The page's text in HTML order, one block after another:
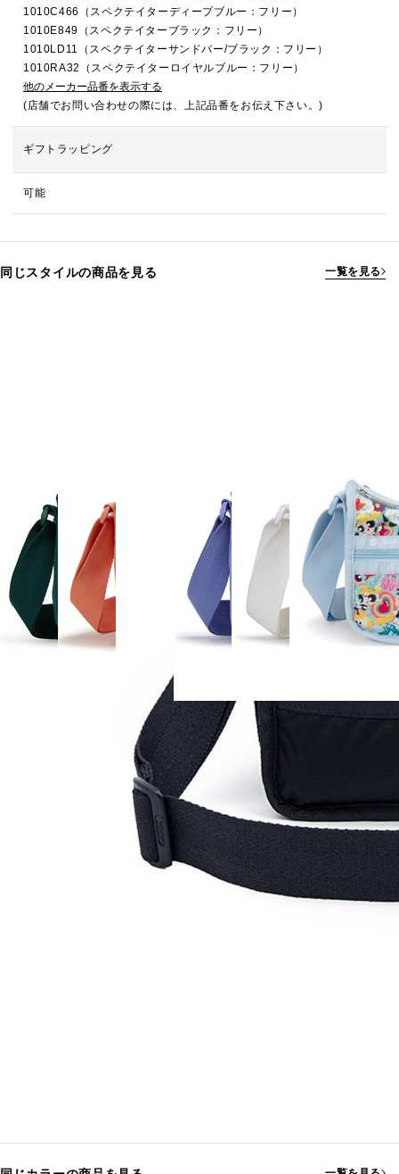
1010C466（スペクテイターディープブルー：フリー）
1010E849（スペクテイターブラック：フリー）
1010LD11（スペクテイターサンドバー/ブラック：フリー）
1010RA32（スペクテイターロイヤルブルー：フリー）
他のメーカー品番を表示する
(店舗でお問い合わせの際には、上記品番をお伝え下さい。)
ギフトラッピング
可能
同じスタイルの商品を見る 一覧を見る